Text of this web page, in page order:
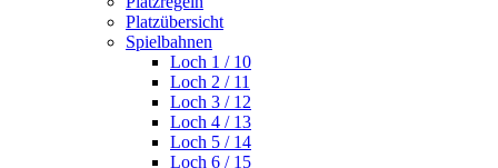
Platzübersicht
Spielbahnen
Loch 1 / 10
Loch 2 / 11
Loch 3 / 12
Loch 4 / 13
Loch 5 / 14
Loch 6 / 15